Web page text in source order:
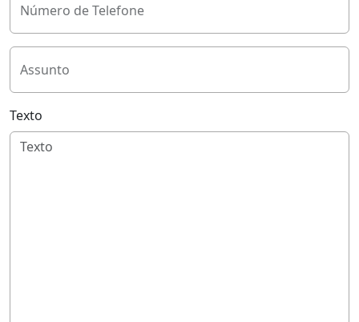
Número de Telefone
Assunto
Texto